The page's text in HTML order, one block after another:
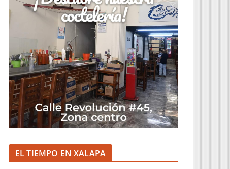
EL TIEMPO EN XALAPA